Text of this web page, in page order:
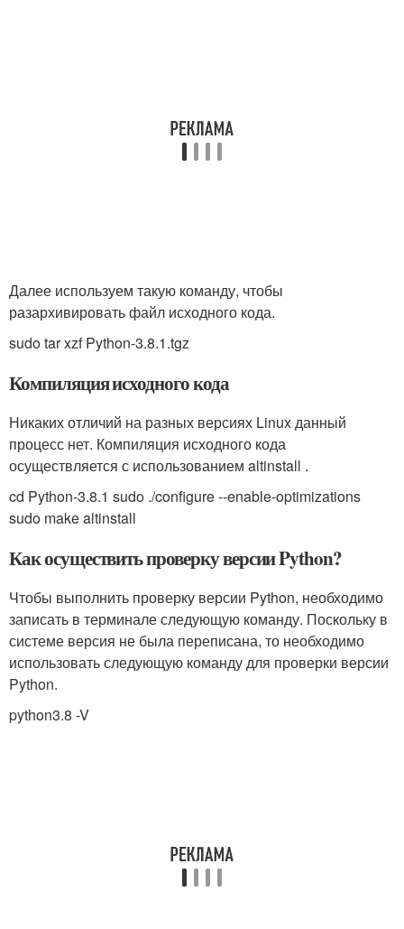
Далее используем такую команду, чтобы
разархивировать файл исходного кода.
sudo tar xzf Python-3.8.1.tgz
Компиляция исходного кода
Никаких отличий на разных версиях Linux данный
процесс нет. Компиляция исходного кода
осуществляется с использованием altinstall .
cd Python-3.8.1 sudo ./configure --enable-optimizations
sudo make altinstall
Как осуществить проверку версии Python?
Чтобы выполнить проверку версии Python, необходимо
записать в терминале следующую команду. Поскольку в
системе версия не была переписана, то необходимо
использовать следующую команду для проверки версии
Python.
python3.8 -V